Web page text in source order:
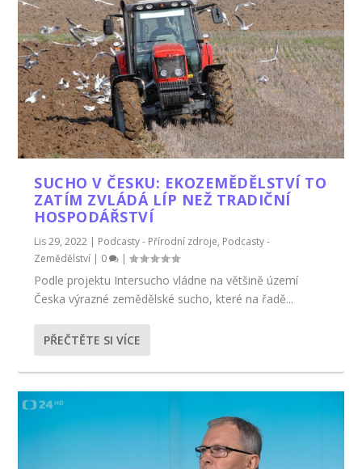
SUCHO V ČESKU: EKOZEMĚDĚLSTVÍ TO
ZATÍM ZVLÁDÁ LÍP NEŽ TRADIČNÍ
HOSPODÁŘSTVÍ
Lis 29, 2022 | Podcasty - Přírodní zdroje, Podcasty -
Zemědělství | 0 |
Podle projektu Intersucho vládne na většině území
Česka výrazné zemědělské sucho, které na řadě...
PŘEČTĚTE SI VÍCE